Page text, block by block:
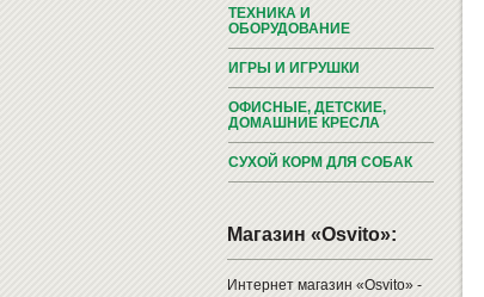
ТЕХНИКА И
ОБОРУДОВАНИЕ
ИГРЫ И ИГРУШКИ
ОФИСНЫЕ, ДЕТСКИЕ,
ДОМАШНИЕ КРЕСЛА
СУХОЙ КОРМ ДЛЯ СОБАК
Магазин «Osvito»:
Интернет магазин «Osvito» -